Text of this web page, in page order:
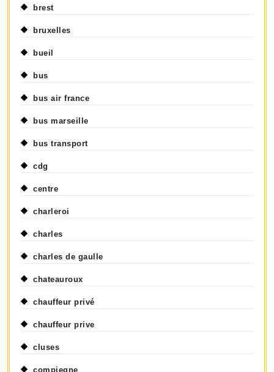
brest
bruxelles
bueil
bus
bus air france
bus marseille
bus transport
cdg
centre
charleroi
charles
charles de gaulle
chateauroux
chauffeur privé
chauffeur prive
cluses
compiegne